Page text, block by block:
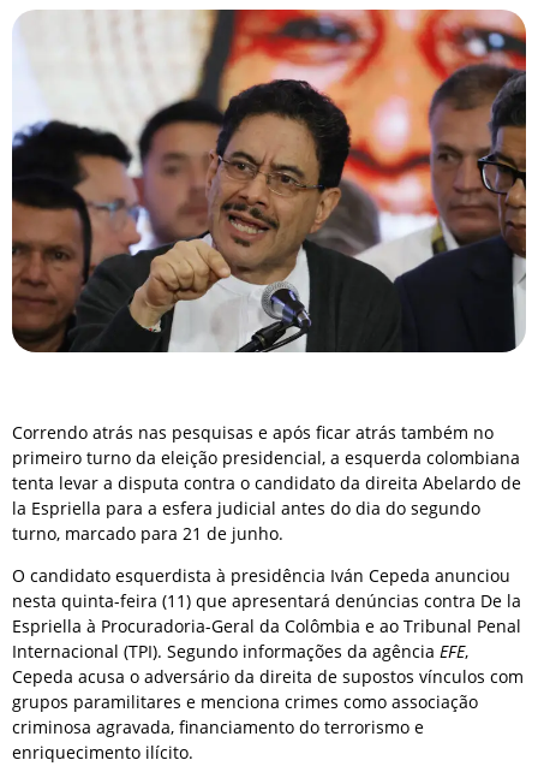
Correndo atrás nas pesquisas e após ficar atrás também no
primeiro turno da eleição presidencial, a esquerda colombiana
tenta levar a disputa contra o candidato da direita Abelardo de
la Espriella para a esfera judicial antes do dia do segundo
turno, marcado para 21 de junho.
O candidato esquerdista à presidência Iván Cepeda anunciou
nesta quinta-feira (11) que apresentará denúncias contra De la
Espriella à Procuradoria-Geral da Colômbia e ao Tribunal Penal
Internacional (TPI). Segundo informações da agência EFE,
Cepeda acusa o adversário da direita de supostos vínculos com
grupos paramilitares e menciona crimes como associação
criminosa agravada, financiamento do terrorismo e
enriquecimento ilícito.